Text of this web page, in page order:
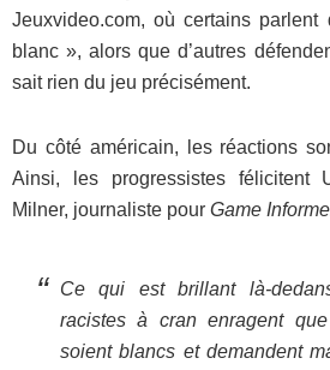
Jeuxvideo.com, où certains
blanc », alors que d’autres
sait rien du jeu précisément.
Du côté américain, les réactions
Ainsi, les progressistes félicitent
Milner, journaliste pour Game
Ce qui est brillant là-
racistes à cran enragent
soient blancs et demandent